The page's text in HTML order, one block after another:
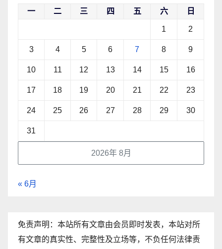
2026年 8月
一 二 三 四 五 六 日
1 2
3 4 5 6 7 8 9
10 11 12 13 14 15 16
17 18 19 20 21 22 23
24 25 26 27 28 29 30
31
« 6月
免责声明：本站所有文章由会员即时发表，本站对所
有文章的真实性、完整性及立场等，不负任何法律责